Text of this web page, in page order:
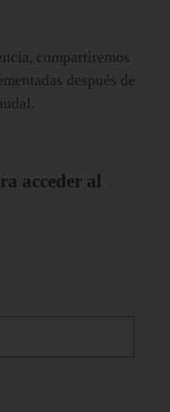
compartiremos
después de
acceder al